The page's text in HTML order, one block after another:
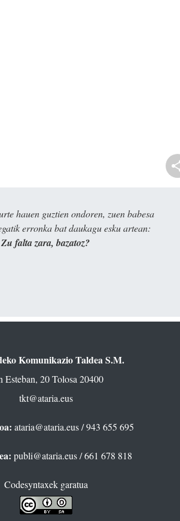
hauen guztien ondoren, zuen babesa
erronka bat daukagu esku artean:
Zu falta zara, bazatoz?
Komunikazio Taldea S.M.
Esteban, 20 Tolosa 20400
tkt@ataria.eus
ataria@ataria.eus/ 943 655 695
publi@ataria.eus/ 661 678 818
Codesyntaxek garatua